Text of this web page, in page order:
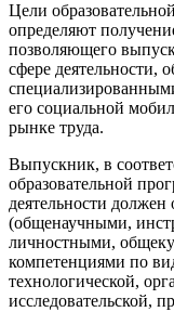
Цели
определяют
позволяющего
сфере деятельности,
его социальной
рынке труда.
Выпускник, в
образовательной
деятельности
(общенаучными,
личностными,
компетенциями по
технологической,
исследовательской,